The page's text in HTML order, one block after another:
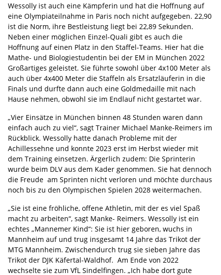
Wessolly ist auch eine Kämpferin und hat die Hoffnung auf
eine Olympiateilnahme in Paris noch nicht aufgegeben. 22,90
ist die Norm, ihre Bestleistung liegt bei 22,89 Sekunden.
Neben einer möglichen Einzel-Quali gibt es auch die
Hoffnung auf einen Platz in den Staffel-Teams. Hier hat die
Mathe- und Biologiestudentin bei der EM in München 2022
Großartiges geleistet. Sie führte sowohl über 4x100 Meter als
auch über 4x400 Meter die Staffeln als Ersatzläuferin in die
Finals und durfte dann auch eine Goldmedaille mit nach
Hause nehmen, obwohl sie im Endlauf nicht gestartet war.
„Vier Einsätze in München binnen 48 Stunden waren dann
einfach auch zu viel“, sagt Trainer Michael Manke-Reimers im
Rückblick. Wessolly hatte danach Probleme mit der
Achillessehne und konnte 2023 erst im Herbst wieder mit
dem Training einsetzen. Ärgerlich zudem: Die Sprinterin
wurde beim DLV aus dem Kader genommen. Sie hat dennoch
die Freude am Sprinten nicht verloren und möchte durchaus
noch bis zu den Olympischen Spielen 2028 weitermachen.
„Sie ist eine fröhliche, offene Athletin, mit der es viel Spaß
macht zu arbeiten“, sagt Manke- Reimers. Wessolly ist ein
echtes „Mannemer Kind“: Sie ist hier geboren, wuchs in
Mannheim auf und trug insgesamt 14 Jahre das Trikot der
MTG Mannheim. Zwischendurch trug sie sieben Jahre das
Trikot der DJK Käfertal-Waldhof. Am Ende von 2022
wechselte sie zum VfL Sindelfingen. „Ich habe dort gute